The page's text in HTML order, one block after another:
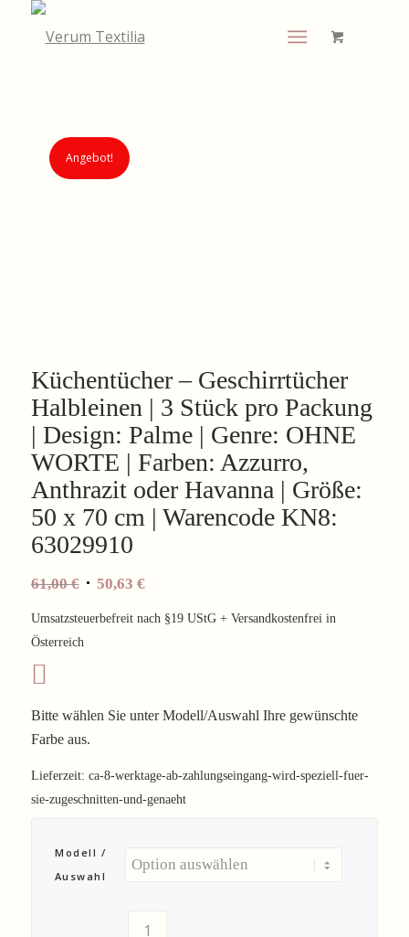
Angebot!
Küchentücher – Geschirrtücher
Halbleinen | 3 Stück pro Packung
| Design: Palme | Genre: OHNE
WORTE | Farben: Azzurro,
Anthrazit oder Havanna | Größe:
50 x 70 cm | Warencode KN8:
63029910
61,00€ 50,63 €
Umsatzsteuerbefreit nach §19 UStG + Versandkostenfrei in
Österreich
Bitte wählen Sie unter Modell/Auswahl Ihre gewünschte
Farbe aus.
Lieferzeit: ca-8-werktage-ab-zahlungseingang-wird-speziell-fuer-
sie-zugeschnitten-und-genaeht
Modell /
Auswahl